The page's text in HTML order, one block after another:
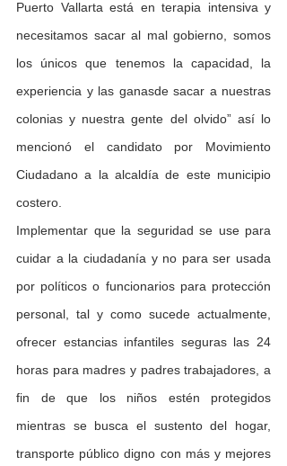
Puerto Vallarta está en terapia intensiva y
necesitamos sacar al mal gobierno, somos
los únicos que tenemos la capacidad, la
experiencia y las ganasde sacar a nuestras
colonias y nuestra gente del olvido” así lo
mencionó el candidato por Movimiento
Ciudadano a la alcaldía de este municipio
costero.
Implementar que la seguridad se use para
cuidar a la ciudadanía y no para ser usada
por políticos o funcionarios para protección
personal, tal y como sucede actualmente,
ofrecer estancias infantiles seguras las 24
horas para madres y padres trabajadores, a
fin de que los niños estén protegidos
mientras se busca el sustento del hogar,
transporte público digno con más y mejores